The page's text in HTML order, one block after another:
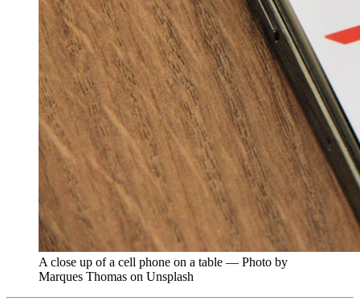
A close up of a cell phone on a table — Photo by
Marques Thomas on Unsplash